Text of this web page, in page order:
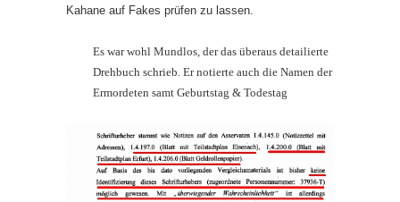
Kahane auf Fakes prüfen zu lassen.
Es war wohl Mundlos, der das überaus detailierte
Drehbuch schrieb. Er notierte auch die Namen der
Ermordeten samt Geburtstag & Todestag